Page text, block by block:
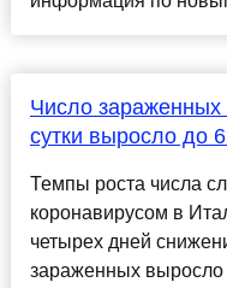
Число
сутки выросло до
Темпы роста числа
коронавирусом в
четырех дней
зараженных выросло